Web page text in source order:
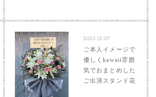
2025.12.07
ご本人イメージで
優しくkawaii雰囲
気でおまとめした
ご出演スタンド花